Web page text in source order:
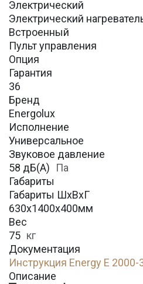
Электрический
Электрический
Встроенный
Пульт управления
Опция
Гарантия
36
Бренд
Energolux
Исполнение
Универсальное
Звуковое давление
58 дБ(А)
Па
Габариты
Габариты ШхВхГ
630х1400х400мм
Вес
75 кг
Документация
Инструкция Energy E
Описание